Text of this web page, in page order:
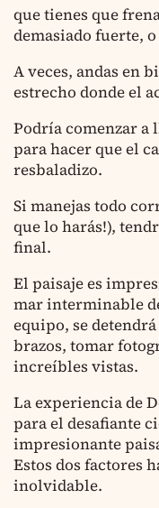
que tienes que
demasiado fuerte,
A veces, andas en
estrecho donde el
Podría comenzar
para hacer que el
resbaladizo.
Si manejas todo
que lo harás!),
final.
El paisaje es
mar interminable
equipo, se
brazos, tomar
increíbles vistas.
La experiencia de
para el desafiante
impresionante
Estos dos factores
inolvidable.